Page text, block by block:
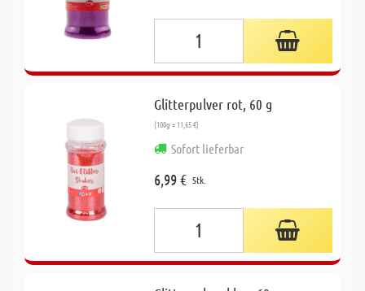
Glitterpulver rot, 60 g
(100g = 11,65 €)
Sofort lieferbar
6,99 € Stk.